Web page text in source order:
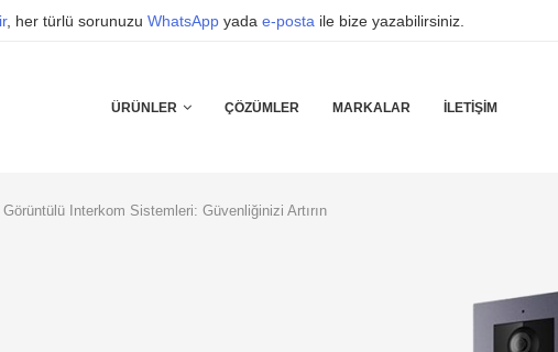
, her türlü sorunuzu WhatsApp yada e-posta ile bize yazabilirsiniz.
ÜRÜNLER ÇÖZÜMLER MARKALAR İLETIŞIM
Görüntülü Interkom Sistemleri: Güvenliğinizi Artırın